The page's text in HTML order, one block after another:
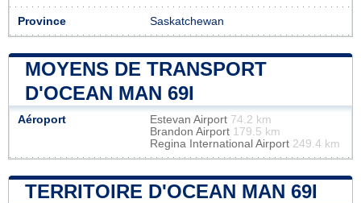
Province Saskatchewan
MOYENS DE TRANSPORT
D'OCEAN MAN 69I
Aéroport Estevan Airport 74.2 km
Brandon Airport 179.5 km
Regina International Airport 249.4 km
TERRITOIRE D'OCEAN MAN 69I